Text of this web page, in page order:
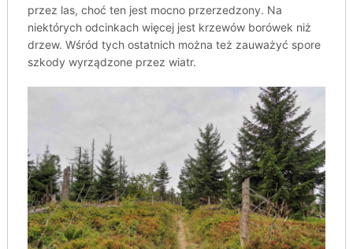
przez las, choć ten jest mocno przerzedzony. Na
niektórych odcinkach więcej jest krzewów borówek niż
drzew. Wśród tych ostatnich można też zauważyć spore
szkody wyrządzone przez wiatr.